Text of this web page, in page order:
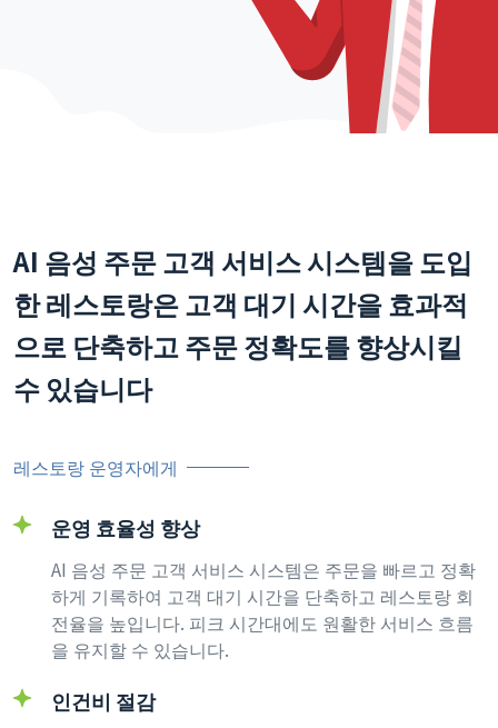
AI 음성 주문 고객 서비스 시스템을 도입
한 레스토랑은 고객 대기 시간을 효과적
으로 단축하고 주문 정확도를 향상시킬
수 있습니다
레스토랑 운영자에게
운영 효율성 향상
AI 음성 주문 고객 서비스 시스템은 주문을 빠르고 정확
하게 기록하여 고객 대기 시간을 단축하고 레스토랑 회
전율을 높입니다. 피크 시간대에도 원활한 서비스 흐름
을 유지할 수 있습니다.
인건비 절감